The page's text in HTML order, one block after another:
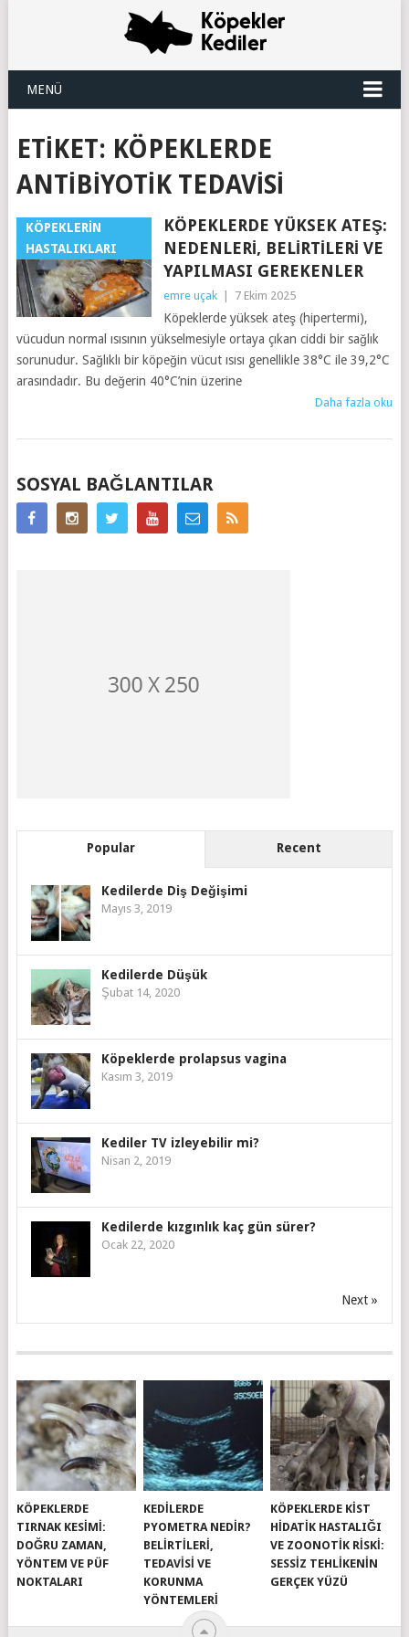
MENÜ
ETIKET: KÖPEKLERDE
ANTIBIYOTIK TEDAVISI
KÖPEKLERIN
HASTALIKLARI
KÖPEKLERDE YÜKSEK ATEŞ:
NEDENLERI, BELIRTILERI VE
YAPILMASI GEREKENLER
emre uçak 7 Ekim 2025
Köpeklerde yüksek ateş (hipertermi),
vücudun normal ısısının yükselmesiyle ortaya çıkan ciddi bir sağlık
sorunudur. Sağlıklı bir köpeğin vücut ısısı genellikle 38°C ile 39,2°C
arasındadır. Bu değerin 40°C’nin üzerine
Daha fazla oku
MESAJ
GEZINIMI
SOSYAL BAĞLANTILAR
Popular Recent
Kedilerde Diş Değişimi
Mayıs 3, 2019
Kedilerde Düşük
Şubat 14, 2020
Köpeklerde prolapsus vagina
Kasım 3, 2019
Kediler TV izleyebilir mi?
Nisan 2, 2019
Kedilerde kızgınlık kaç gün sürer?
Ocak 22, 2020
Next »
KÖPEKLERDE
TIRNAK KESIMI:
DOĞRU ZAMAN,
YÖNTEM VE PÜF
NOKTALARI
KEDILERDE
PYOMETRA NEDIR?
BELIRTILERI,
TEDAVISI VE
KORUNMA
YÖNTEMLERI
KÖPEKLERDE KIST
HIDATIK HASTALIĞI
VE ZOONOTIK RISKI:
SESSIZ TEHLIKENIN
GERÇEK YÜZÜ